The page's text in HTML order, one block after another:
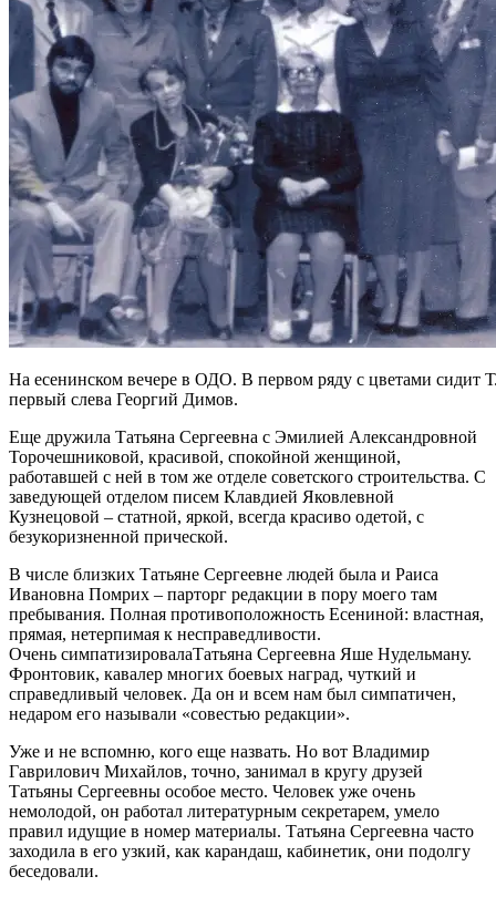
На есенинском вечере в ОДО. В первом ряду с цветами сидит
первый слева Георгий Димов.
Еще дружила Татьяна Сергеевна с Эмилией Александровной
Торочешниковой, красивой, спокойной женщиной,
работавшей с ней в том же отделе советского строительства. С
заведующей отделом писем Клавдией Яковлевной
Кузнецовой – статной, яркой, всегда красиво одетой, с
безукоризненной прической.
В числе близких Татьяне Сергеевне людей была и Раиса
Ивановна Помрих – парторг редакции в пору моего там
пребывания. Полная противоположность Есениной: властная,
прямая, нетерпимая к несправедливости.
Очень симпатизировалаТатьяна Сергеевна Яше Нудельману.
Фронтовик, кавалер многих боевых наград, чуткий и
справедливый человек. Да он и всем нам был симпатичен,
недаром его называли «совестью редакции».
Уже и не вспомню, кого еще назвать. Но вот Владимир
Гаврилович Михайлов, точно, занимал в кругу друзей
Татьяны Сергеевны особое место. Человек уже очень
немолодой, он работал литературным секретарем, умело
правил идущие в номер материалы. Татьяна Сергеевна часто
заходила в его узкий, как карандаш, кабинетик, они подолгу
беседовали.